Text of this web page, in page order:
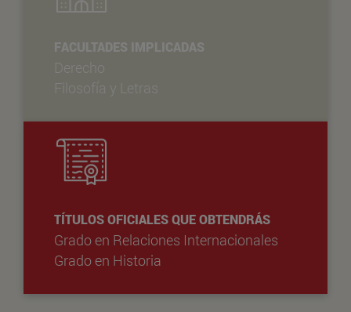
FACULTADES IMPLICADAS
Derecho
Filosofía y Letras
TÍTULOS OFICIALES QUE OBTENDRÁS
Grado en Relaciones Internacionales
Grado en Historia